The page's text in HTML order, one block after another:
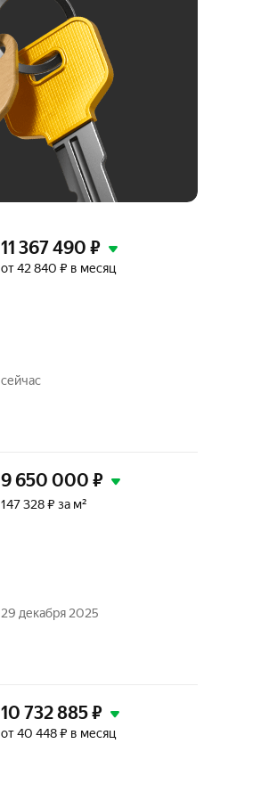
11 367 490 ₽
от 42 840 ₽ в месяц
сейчас
9 650 000 ₽
147 328 ₽ за м²
29 декабря 2025
10 732 885₽
от 40 448 ₽ в месяц